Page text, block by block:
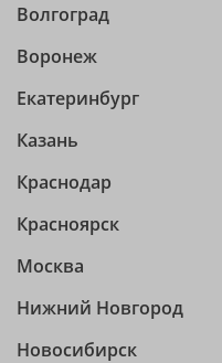
Волгоград
Воронеж
Екатеринбург
Казань
Краснодар
Красноярск
Москва
Нижний Новгород
Новосибирск